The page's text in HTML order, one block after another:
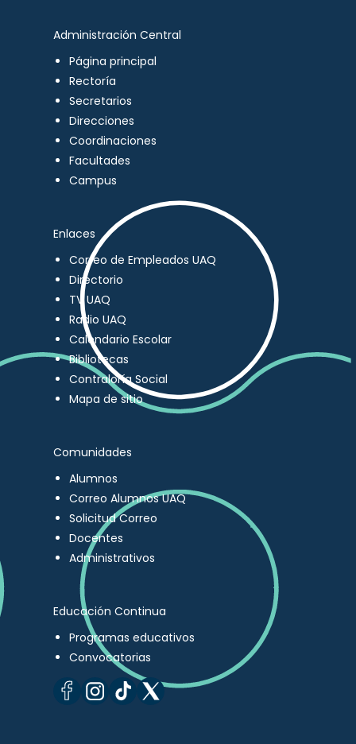
Administración Central
Página principal
Rectoría
Secretarios
Direcciones
Coordinaciones
Facultades
Campus
Enlaces
Correo de Empleados UAQ
Directorio
TV UAQ
Radio UAQ
Calendario Escolar
Bibliotecas
Contraloría Social
Mapa de sitio
Comunidades
Alumnos
Correo Alumnos UAQ
Solicitud Correo
Docentes
Administrativos
Educación Continua
Programas educativos
Convocatorias